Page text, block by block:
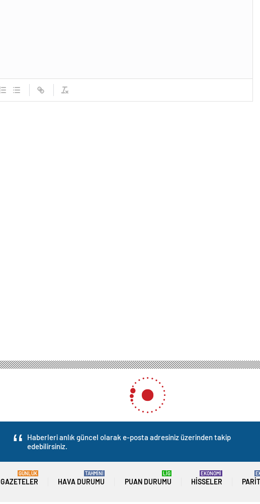
Haberleri anlık güncel olarak e-posta adresiniz üzerinden takip
edebilirsiniz.
GAZETELER
GÜNLÜK
HAVA DURUMU
TAHMİNİ
PUAN DURUMU
LİG
HISSELER
EKONOMİ